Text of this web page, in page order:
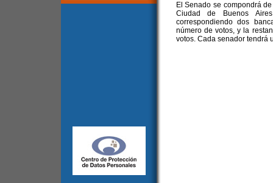
El Senado se compondrá
Ciudad de Buenos
correspondiendo dos
número de votos, y la
votos. Cada senador tendrá